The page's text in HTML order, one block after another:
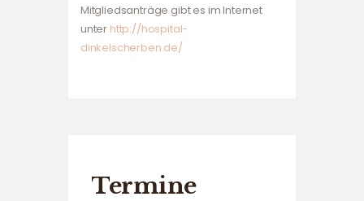
Mitgliedsanträge gibt es im Internet
unter http://hospital-
dinkelscherben.de/
Termine